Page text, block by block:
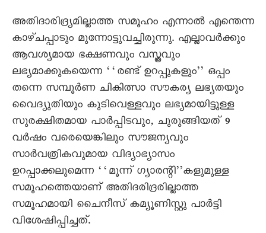
അതിദാരിദ്ര്യമില്ലാത്ത സമൂഹം എന്നാൽ എന്തെന്ന
കാഴ്ചപ്പാടും മുന്നോട്ടുവച്ചിരുന്നു. എല്ലാവർക്കും
ആവശ്യമായ ഭക്ഷണവും വസ്ത്രവും
ലഭ്യമാക്കുകയെന്ന ‘‘രണ്ട് ഉറപ്പുകളും’’ ഒപ്പം
തന്നെ സമ്പൂർണ ചികിത്സാ സൗകര്യ ലഭ്യതയും
വെെദ്യുതിയും കുടിവെള്ളവും ലഭ്യമായിട്ടുള്ള
സുരക്ഷിതമായ പാർപ്പിടവും, ചുരുങ്ങിയത് 9
വർഷം വരെയെങ്കിലും സൗജന്യവും
സാർവത്രികവുമായ വിദ്യാഭ്യാസം
ഉറപ്പാക്കലുമെന്ന ‘‘മൂന്ന് ഗ്യാരന്റി’’കളുമുള്ള
സമൂഹത്തെയാണ് അതിദരിദ്രരില്ലാത്ത
സമൂഹമായി ചെെനീസ് കമ്യൂണിസ്റ്റു പാർട്ടി
വിശേഷിപ്പിച്ചത്.